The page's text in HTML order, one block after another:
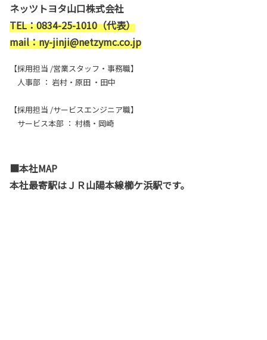
ネッツトヨタ山口株式会社
TEL：0834-25-1010（代表）
mail：ny-jinji@netzymc.co.jp
【採用担当 /営業スタッフ・事務職】
人事部 ： 岩村・原田 ・田中
【採用担当 /サービスエンジニア職】
サービス本部 ： 村橋・岡崎
■本社MAP
本社最寄駅はＪＲ山陽本線櫛ケ浜駅です。